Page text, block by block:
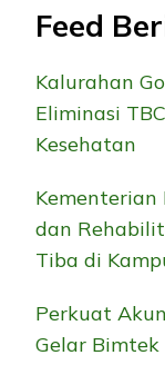
Feed
Kalurahan
Eliminasi
Kesehatan
Kementerian
dan
Tiba di
Perkuat
Gelar